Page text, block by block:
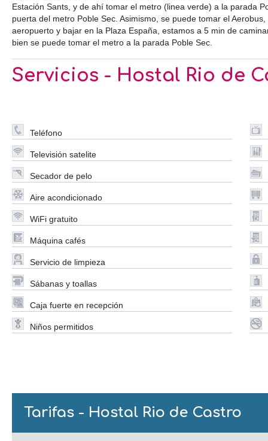
Estación Sants, y de ahí tomar el metro (linea verde) a la parada
puerta del metro Poble Sec. Asimismo, se puede tomar el
aeropuerto y bajar en la Plaza España, estamos a 5 min de
bien se puede tomar el metro a la parada Poble Sec.
Servicios - Hostal Rio de
Teléfono
Televisión satelite
Secador de pelo
Aire acondicionado
WiFi gratuito
Máquina cafés
Servicio de limpieza
Sábanas y toallas
Caja fuerte en recepción
Niños permitidos
Tarifas - Hostal Rio de Castro